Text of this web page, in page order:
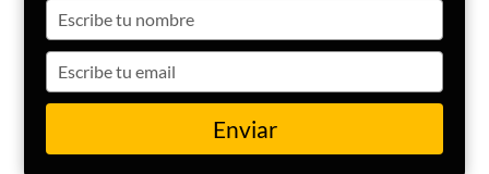
your
name
your
email
Enviar